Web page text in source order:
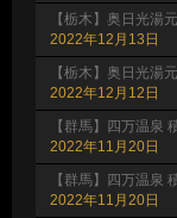
【栃木】奥日光湯
2022年12月13日
【栃木】奥日光
2022年12月12日
【群馬】四万温泉
2022年11月20日
【群馬】四万温泉
2022年11月20日